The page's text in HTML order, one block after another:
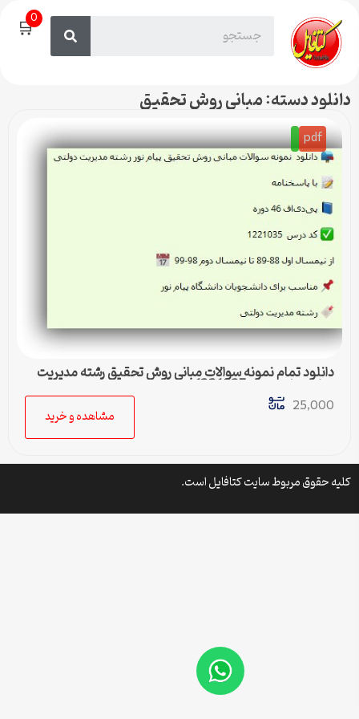
🛒0
دانلود دسته: مبانی روش تحقیق
pdf
دانلود تمام نمونه سوالات مبانی روش تحقیق رشته مدیریت
دولتی پیام نور کد 1221035
25,000
مشاهده و خرید
کلیه حقوق مربوط سایت کتافایل است.